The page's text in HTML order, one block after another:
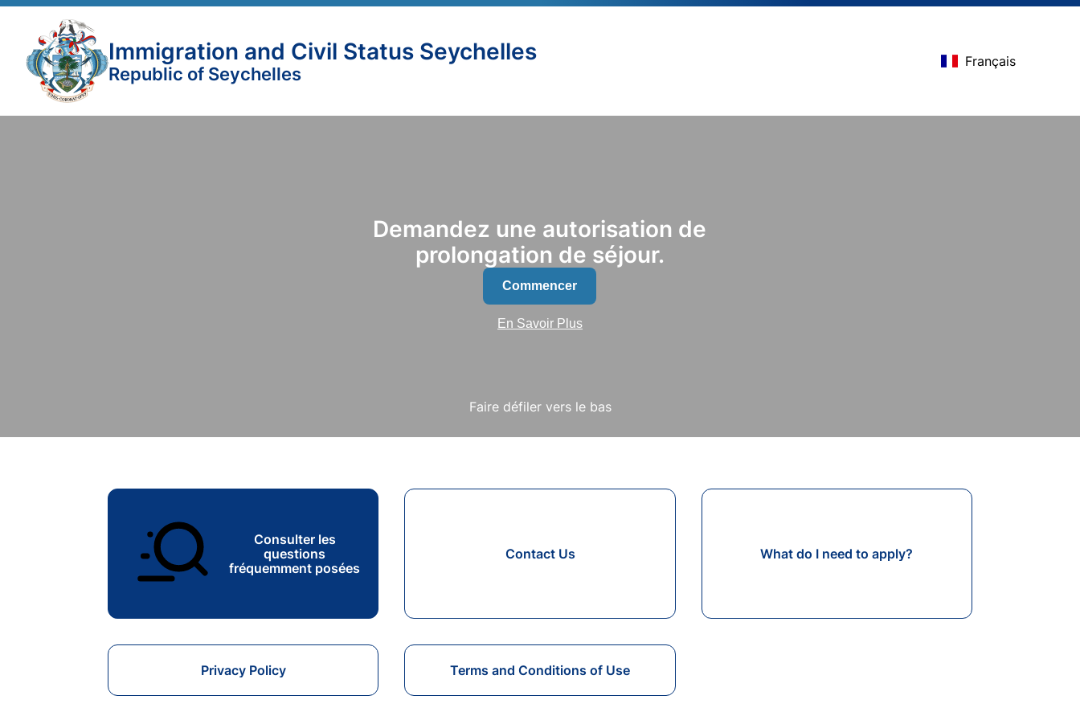
Immigration and Civil Status Seychelles
Republic of Seychelles
Français
Demandez une autorisation de
prolongation de séjour.
Commencer
En Savoir Plus
Faire défiler vers le bas
Consulter les
questions
fréquemment posées
Contact Us What do I need to apply?
Privacy Policy Terms and Conditions of Use